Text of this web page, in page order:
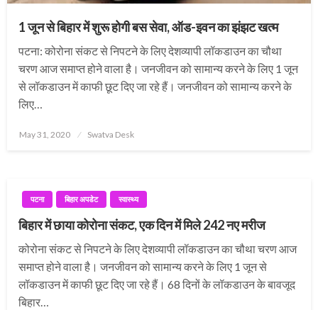
1 जून से बिहार में शुरू होगी बस सेवा, ऑड-इवन का झंझट खत्म
पटना: कोरोना संकट से निपटने के लिए देशव्यापी लॉकडाउन का चौथा
चरण आज समाप्त होने वाला है। जनजीवन को सामान्य करने के लिए 1 जून
से लॉकडाउन में काफी छूट दिए जा रहे हैं। जनजीवन को सामान्य करने के
लिए…
Posted
May 31, 2020 Swatva Desk
पटना बिहार अपडेट स्वास्थ्य
बिहार में छाया कोरोना संकट, एक दिन में मिले 242 नए मरीज
कोरोना संकट से निपटने के लिए देशव्यापी लॉकडाउन का चौथा चरण आज
समाप्त होने वाला है। जनजीवन को सामान्य करने के लिए 1 जून से
लॉकडाउन में काफी छूट दिए जा रहे हैं। 68 दिनों के लॉकडाउन के बावजूद
बिहार…